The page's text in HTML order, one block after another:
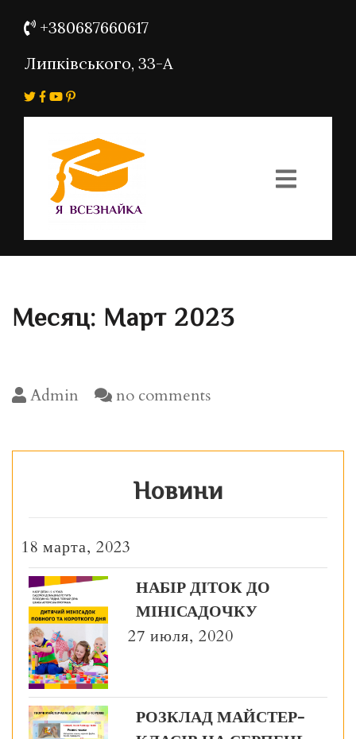
+380687660617
Липківського, 33-А
Месяц: Март 2023
Admin no comments
Новини
18 марта, 2023
НАБІР ДІТОК ДО
МІНІСАДОЧКУ
27 июля, 2020
РОЗКЛАД МАЙСТЕР-